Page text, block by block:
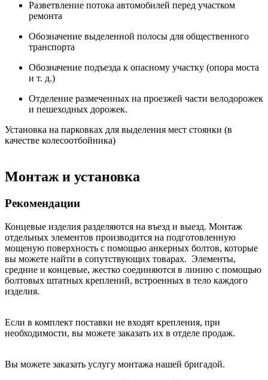
Разветвление потока автомобилей перед участком
ремонта
Обозначение выделенной полосы для общественного
транспорта
Обозначение подъезда к опасному участку (опора моста
и т. д.)
Отделение размеченных на проезжей части велодорожек
и пешеходных дорожек.
Установка на парковках для выделения мест стоянки (в
качестве колесоотбойника)
Монтаж и установка
Рекомендации
Концевые изделия разделяются на въезд и выезд. Монтаж
отдельных элементов производится на подготовленную
мощеную поверхность с помощью анкерных болтов, которые
вы можете найти в сопутствующих товарах. Элементы,
средние и концевые, жестко соединяются в линию с помощью
болтовых штатных креплений, встроенных в тело каждого
изделия.
Если в комплект поставки не входят крепления, при
необходимости, вы можете заказать их в отделе продаж.
Вы можете заказать услугу монтажа нашей бригадой.